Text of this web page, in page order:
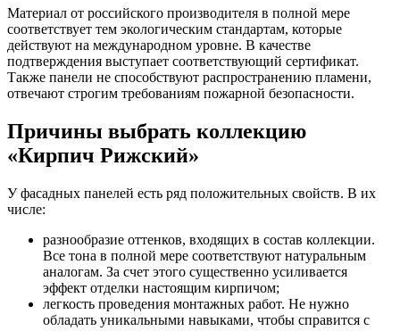
Материал от российского производителя в полной мере
соответствует тем экологическим стандартам, которые
действуют на международном уровне. В качестве
подтверждения выступает соответствующий сертификат.
Также панели не способствуют распространению пламени,
отвечают строгим требованиям пожарной безопасности.
Причины выбрать коллекцию
«Кирпич Рижский»
У фасадных панелей есть ряд положительных свойств. В их
числе:
разнообразие оттенков, входящих в состав коллекции.
Все тона в полной мере соответствуют натуральным
аналогам. За счет этого существенно усиливается
эффект отделки настоящим кирпичом;
легкость проведения монтажных работ. Не нужно
обладать уникальными навыками, чтобы справится с